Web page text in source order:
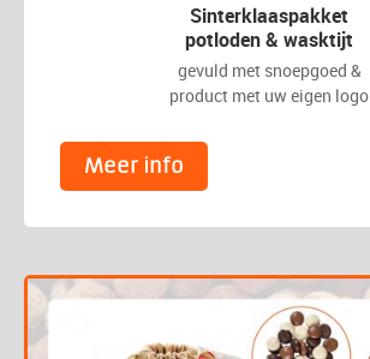
Sinterklaaspakket
potloden & wasktijt
gevuld met snoepgoed &
product met uw eigen logo
Meer info